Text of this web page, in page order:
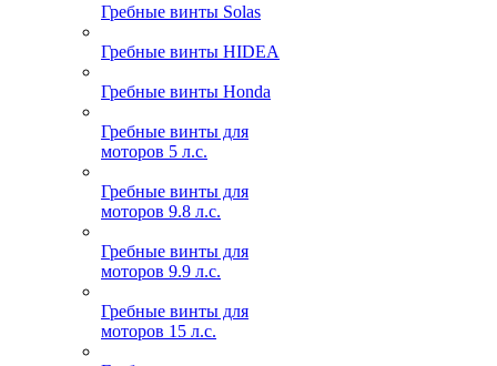
Гребные винты Solas
Гребные винты HIDEA
Гребные винты Honda
Гребные винты для
моторов 5 л.с.
Гребные винты для
моторов 9.8 л.с.
Гребные винты для
моторов 9.9 л.с.
Гребные винты для
моторов 15 л.с.